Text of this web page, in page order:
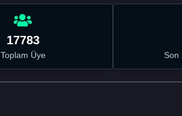
17783
Toplam Üye Son